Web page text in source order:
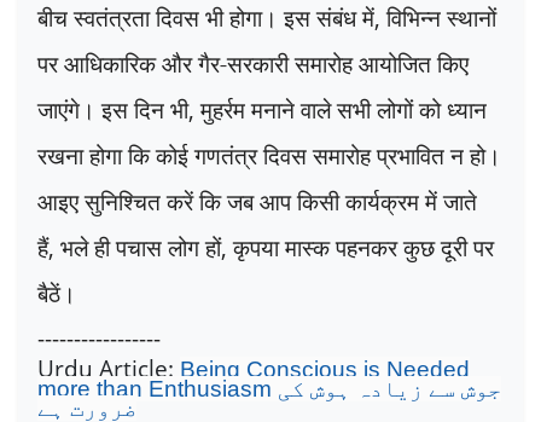
बीच स्वतंत्रता दिवस भी होगा। इस संबंध में,विभिन्न स्थानों
पर आधिकारिक और गैर-सरकारी समारोह आयोजित किए
जाएंगे। इस दिन भी,मुहर्रम मनाने वाले सभी लोगों को ध्यान
रखना होगा कि कोई गणतंत्र दिवस समारोह प्रभावित न हो।
आइए सुनिश्चित करें कि जब आप किसी कार्यक्रम में जाते
हैं, भले ही पचास लोग हों,कृपया मास्क पहनकर कुछ दूरी पर
बैठें।
-----------------
Urdu Article: Being Conscious is Needed
more than Enthusiasm جوش سے زیادہ ہوش کی
ضرورت ہے